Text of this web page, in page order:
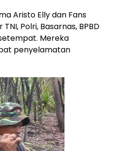
Aristo Elly dan Fans
Polri, Basarnas, BPBD
Mereka
penyelamatan